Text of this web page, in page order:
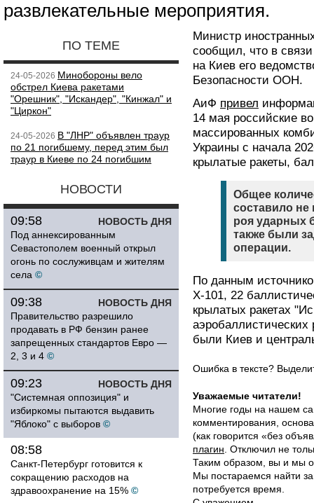
развлекательные мероприятия.
ПО ТЕМЕ
24-05-2026 Минобороны вело
обстрел Киева ракетами
"Орешник", "Искандер", "Кинжал" и
"Циркон"
24-05-2026 В "ЛНР" объявлен траур
по 21 погибшему, перед этим был
траур в Киеве по 24 погибшим
НОВОСТИ
НОВОСТЬ ДНЯ
09:58
Под аннексированным
Севастополем военный открыл
огонь по сослуживцам и жителям
села ©
НОВОСТЬ ДНЯ
09:38
Правительство разрешило
продавать в РФ бензин ранее
запрещенных стандартов Евро —
2, 3 и 4 ©
НОВОСТЬ ДНЯ
09:23
"Системная оппозиция" и
избиркомы пытаются выдавить
"Яблоко" с выборов ©
08:58
Санкт-Петербург готовится к
сокращению расходов на
здравоохранение на 15% ©
Министр
сообщил, что в
на Киев его
Безопасности ООН.
АиФ привел
14 мая российские
массированных
Украины с начала
крылатые ракеты,
Общее
составило не
роя ударных
также были
операции.
По данным
Х-101, 22
крылатых ракетах
были Киев и
Ошибка в тексте?
Уважаемые читатели!
Многие годы на нашем
комментирования,
(как говорится «без
плагин . Отключил не
Таким образом, вы и мы
Мы постараемся найти
потребуется время.